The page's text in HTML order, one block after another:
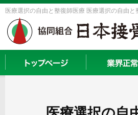
医療選択の自由と整復師医療 医療選択の自由と